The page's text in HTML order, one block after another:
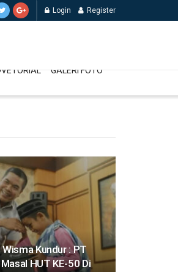
Login Register
GALERI FOTO
Kundur : PT
HUT KE-50 Di